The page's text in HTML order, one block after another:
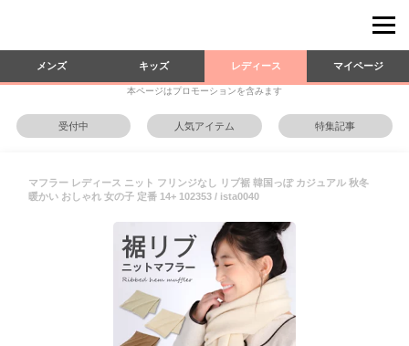
メンズ キッズ レディース マイページ
本ページはプロモーションを含みます
受付中 人気アイテム 特集記事
マフラー レディース ニット フリンジなし リブ裾 韓国っぽ カジュアル 秋冬
暖かい おしゃれ 女の子 定番 14+ 102353 / ista0040